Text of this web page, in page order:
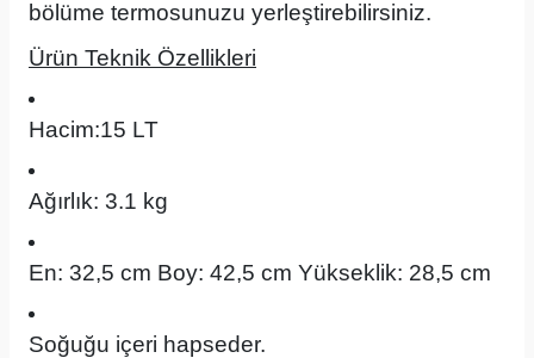
bölüme termosunuzu yerleştirebilirsiniz.
Ürün Teknik Özellikleri
Hacim:15 LT
Ağırlık: 3.1 kg
En: 32,5 cm Boy: 42,5 cm Yükseklik: 28,5 cm
Soğuğu içeri hapseder.